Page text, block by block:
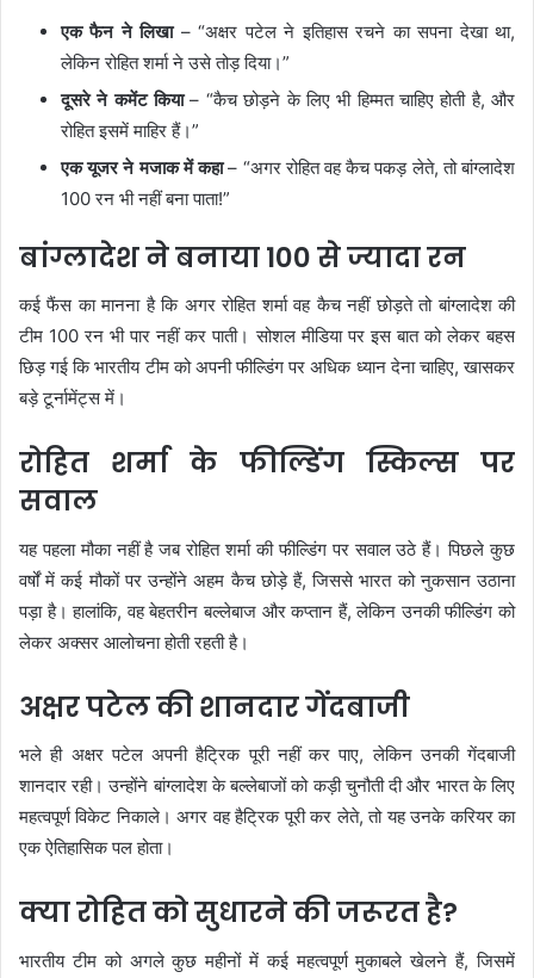
एक फैन ने लिखा– “अक्षर पटेल ने इतिहास रचने का सपना देखा था,
लेकिन रोहित शर्मा ने उसे तोड़ दिया।”
दूसरे ने कमेंट किया– “कैच छोड़ने के लिए भी हिम्मत चाहिए होती है, और
रोहित इसमें माहिर हैं।”
एक यूजर ने मजाक में कहा– “अगर रोहित वह कैच पकड़ लेते, तो बांग्लादेश
100 रन भी नहीं बना पाता!”
बांग्लादेश ने बनाया 100 से ज्यादा रन
कई फैंस का मानना है कि अगर रोहित शर्मा वह कैच नहीं छोड़ते तो बांग्लादेश की
टीम 100 रन भी पार नहीं कर पाती। सोशल मीडिया पर इस बात को लेकर बहस
छिड़ गई कि भारतीय टीम को अपनी फील्डिंग पर अधिक ध्यान देना चाहिए, खासकर
बड़े टूर्नामेंट्स में।
रोहित शर्मा के फील्डिंग स्किल्स पर
सवाल
यह पहला मौका नहीं है जब रोहित शर्मा की फील्डिंग पर सवाल उठे हैं। पिछले कुछ
वर्षों में कई मौकों पर उन्होंने अहम कैच छोड़े हैं, जिससे भारत को नुकसान उठाना
पड़ा है। हालांकि, वह बेहतरीन बल्लेबाज और कप्तान हैं, लेकिन उनकी फील्डिंग को
लेकर अक्सर आलोचना होती रहती है।
अक्षर पटेल की शानदार गेंदबाजी
भले ही अक्षर पटेल अपनी हैट्रिक पूरी नहीं कर पाए, लेकिन उनकी गेंदबाजी
शानदार रही। उन्होंने बांग्लादेश के बल्लेबाजों को कड़ी चुनौती दी और भारत के लिए
महत्वपूर्ण विकेट निकाले। अगर वह हैट्रिक पूरी कर लेते, तो यह उनके करियर का
एक ऐतिहासिक पल होता।
क्या रोहित को सुधारने की जरूरत है?
भारतीय टीम को अगले कुछ महीनों में कई महत्वपूर्ण मुकाबले खेलने हैं, जिसमें